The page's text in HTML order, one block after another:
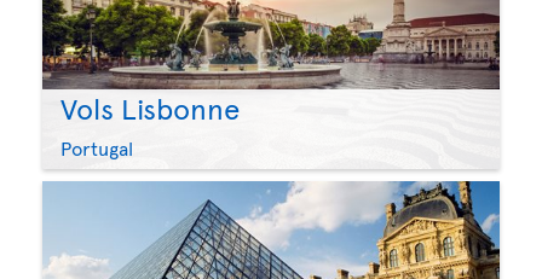
Vols Lisbonne
Portugal